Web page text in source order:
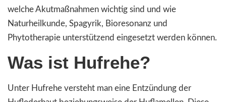
welche Akutmaßnahmen wichtig sind und wie
Naturheilkunde, Spagyrik, Bioresonanz und
Phytotherapie unterstützend eingesetzt werden können.
Was ist Hufrehe?
Unter Hufrehe versteht man eine Entzündung der